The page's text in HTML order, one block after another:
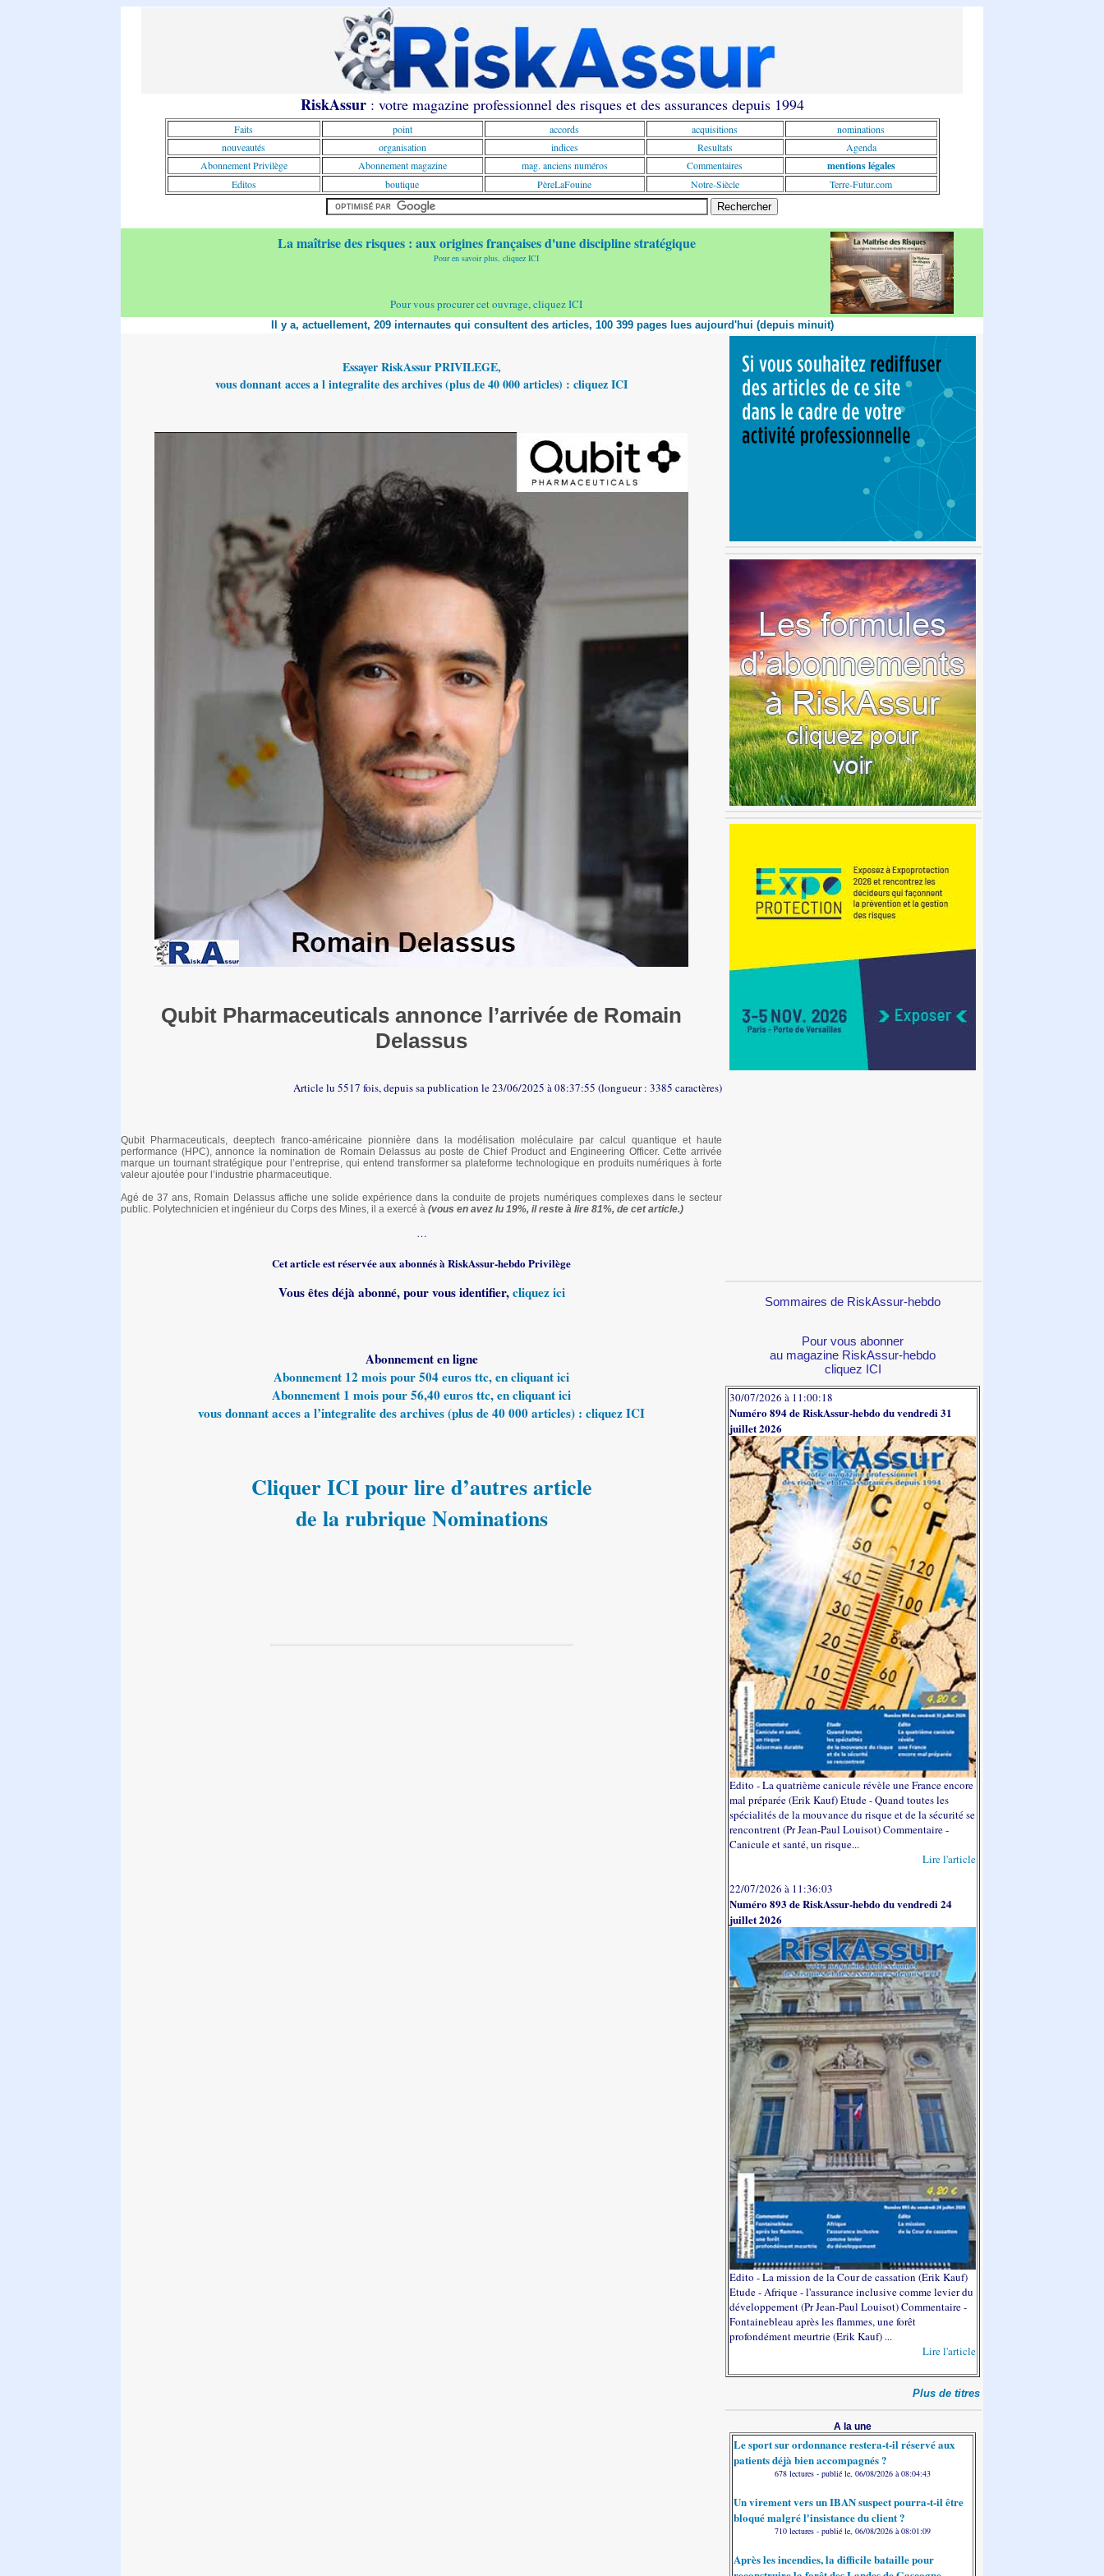
RiskAssur: votre magazine professionnel des risques et des assurances depuis 1994
Faits point accords acquisitions
nominations
nouveautés
organisation indices Resultats
Agenda
Abonnement Privilège
Abonnement magazine mag. anciens numéros Commentaires mentions légales
Editos boutique PèreLaFouine Notre-Siècle Terre-Futur.com
La maîtrise des risques : aux origines françaises d'une discipline stratégique
Pour en savoir plus, cliquez ICI
Pour vous procurer cet ouvrage, cliquez ICI
Il y a, actuellement, 209 internautes qui consultent des articles, 100 399 pages lues aujourd'hui (depuis minuit)
Essayer RiskAssur PRIVILEGE,
vous donnant acces a l integralite des archives (plus de 40 000 articles) : cliquez ICI
Qubit Pharmaceuticals annonce l’arrivée de Romain
Delassus
Article lu 5517 fois, depuis sa publication le 23/06/2025 à 08:37:55 (longueur : 3385 caractères)
Qubit Pharmaceuticals, deeptech franco-américaine pionnière dans la modélisation moléculaire par calcul quantique et haute
performance (HPC), annonce la nomination de Romain Delassus au poste de Chief Product and Engineering Officer. Cette arrivée
marque un tournant stratégique pour l’entreprise, qui entend transformer sa plateforme technologique en produits numériques à forte
valeur ajoutée pour l’industrie pharmaceutique.
Agé de 37 ans, Romain Delassus affiche une solide expérience dans la conduite de projets numériques complexes dans le secteur
public. Polytechnicien et ingénieur du Corps des Mines, il a exercé à (vous en avez lu 19%, il reste à lire 81%, de cet article.)
…
Cet article est réservée aux abonnés à RiskAssur-hebdo Privilège
Vous êtes déjà abonné, pour vous identifier,cliquez ici
Abonnement en ligne
Abonnement 12 mois pour 504 euros ttc, en cliquant ici
Abonnement 1 mois pour 56,40 euros ttc, en cliquant ici
vous donnant acces a l’integralite des archives (plus de 40 000 articles) : cliquez ICI
Cliquer ICI pour lire d’autres article
de la rubrique Nominations
Sommaires de RiskAssur-hebdo
Pour vous abonner
au magazine RiskAssur-hebdo
cliquez ICI
30/07/2026 à 11:00:18
Numéro 894 de RiskAssur-hebdo du vendredi 31
juillet 2026
Edito - La quatrième canicule révèle une France encore
mal préparée (Erik Kauf) Etude - Quand toutes les
spécialités de la mouvance du risque et de la sécurité se
rencontrent (Pr Jean-Paul Louisot) Commentaire -
Canicule et santé, un risque...
Lire l'article
22/07/2026 à 11:36:03
Numéro 893 de RiskAssur-hebdo du vendredi 24
juillet 2026
Edito - La mission de la Cour de cassation (Erik Kauf)
Etude - Afrique - l'assurance inclusive comme levier du
développement (Pr Jean-Paul Louisot) Commentaire -
Fontainebleau après les flammes, une forêt
profondément meurtrie (Erik Kauf) ...
Lire l'article
Plus de titres
A la une
Le sport sur ordonnance restera-t-il réservé aux
patients déjà bien accompagnés ?
678 lectures - publié le, 06/08/2026 à 08:04:43
Un virement vers un IBAN suspect pourra-t-il être
bloqué malgré l'insistance du client ?
710 lectures - publié le, 06/08/2026 à 08:01:09
Après les incendies, la difficile bataille pour